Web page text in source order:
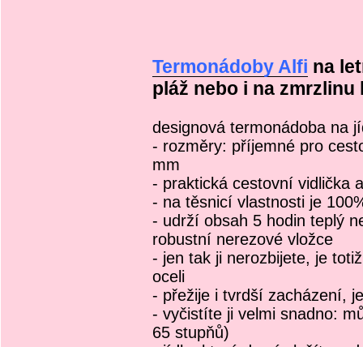
Termonádoby Alfi na
pláž nebo i na zmrzlinu
designová termonádoba na
- rozměry: příjemné pro
mm
- praktická cestovní vidlička
- na těsnicí vlastnosti je
- udrží obsah 5 hodin teplý
robustní nerezové vložce
- jen tak ji nerozbijete, je
oceli
- přežije i tvrdší zacházení,
- vyčistíte ji velmi snadno:
65 stupňů)